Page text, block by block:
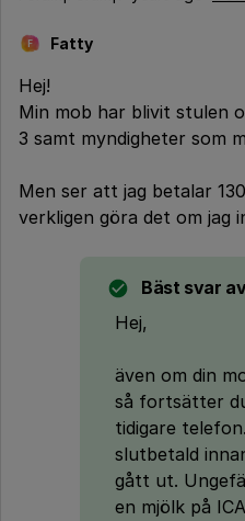
F Fatty
Hej!
Min mob har blivit stulen
3 samt myndigheter som
Men ser att jag betalar
verkligen göra det om jag
Bäst svar av
Hej,
även om din
så fortsätter
tidigare
slutbetald
gått ut.
en mjölk på